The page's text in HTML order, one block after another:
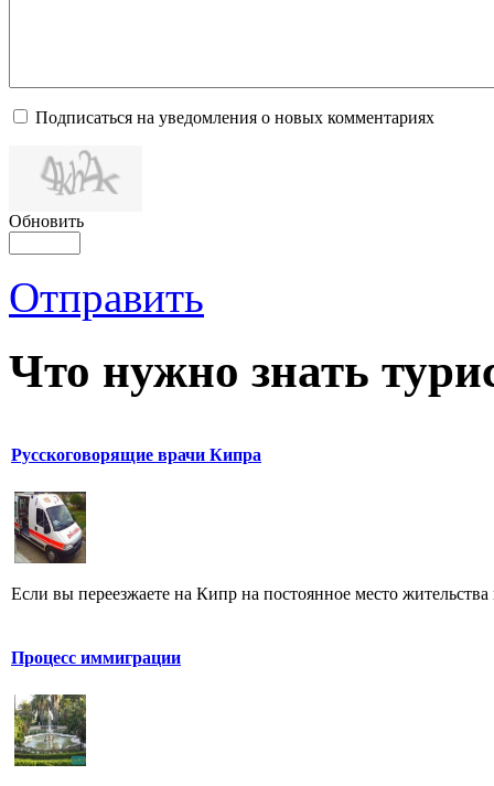
Подписаться на уведомления о новых комментариях
Обновить
Отправить
Что нужно знать
Русскоговорящие врачи Кипра
Если вы переезжаете на Кипр на постоянное место
Процесс иммиграции